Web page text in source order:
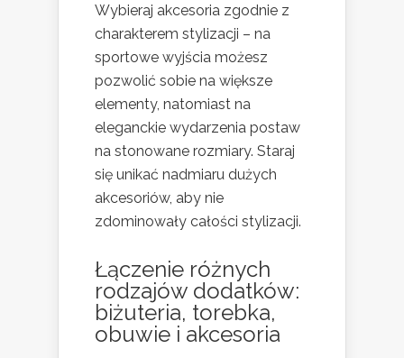
Wybieraj akcesoria zgodnie z
charakterem stylizacji – na
sportowe wyjścia możesz
pozwolić sobie na większe
elementy, natomiast na
eleganckie wydarzenia postaw
na stonowane rozmiary. Staraj
się unikać nadmiaru dużych
akcesoriów, aby nie
zdominowały całości stylizacji.
Łączenie różnych
rodzajów dodatków:
biżuteria, torebka,
obuwie i akcesoria